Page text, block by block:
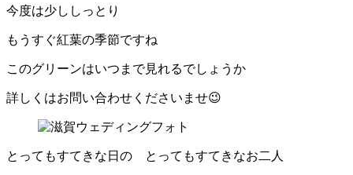
今度は少ししっとり
もうすぐ紅葉の季節ですね
このグリーンはいつまで見れるでしょうか
詳しくはお問い合わせくださいませ😉
とってもすてきな日の とってもすてきなお二人